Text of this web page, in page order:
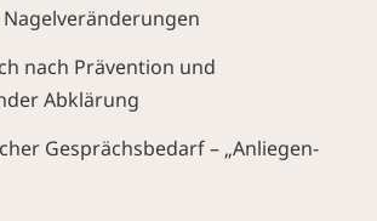
nach Prävention und
Abklärung
Gesprächsbedarf – „Anliegen-